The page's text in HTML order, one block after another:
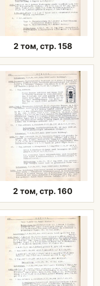
2 том, стр. 158
2 том, стр. 160